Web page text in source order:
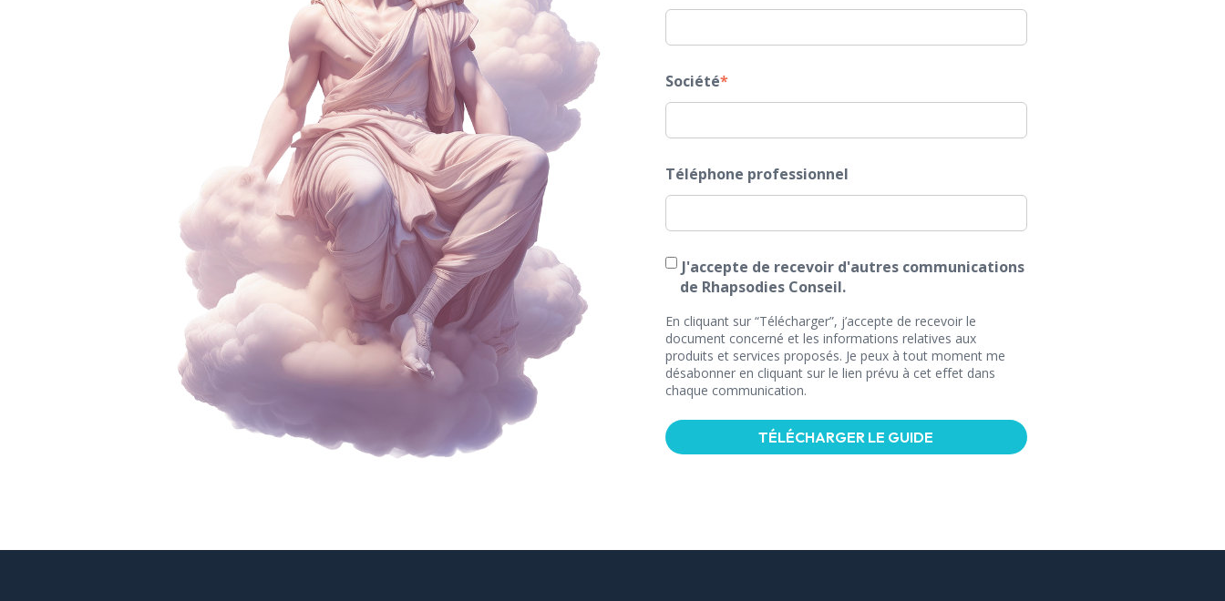
Société*
Téléphone professionnel
J'accepte de recevoir d'autres communications
de Rhapsodies Conseil.
En cliquant sur “Télécharger”, j’accepte de recevoir le
document concerné et les informations relatives aux
produits et services proposés. Je peux à tout moment me
désabonner en cliquant sur le lien prévu à cet effet dans
chaque communication.